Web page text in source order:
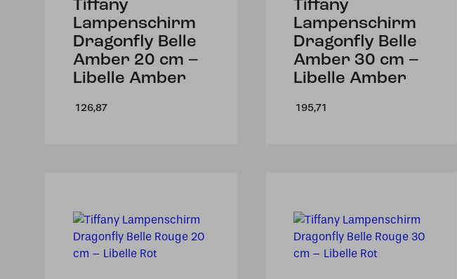
Tiffany
Lampenschirm
Dragonfly Belle
Amber 20 cm –
Libelle Amber
126,87
Tiffany
Lampenschirm
Dragonfly Belle
Amber 30 cm –
Libelle Amber
195,71